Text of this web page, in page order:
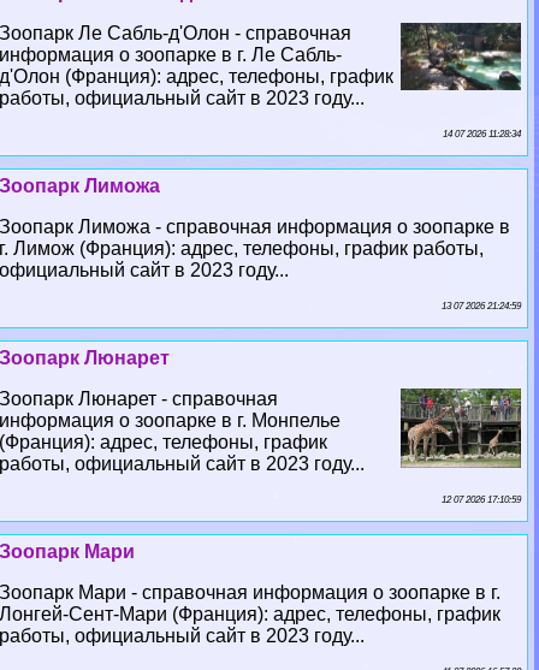
Зоопарк Ле Сабль-д'Олон - справочная
информация о зоопарке в г. Ле Сабль-
д'Олон (Франция): адрес, телефоны, график
работы, официальный сайт в 2023 году...
14 07 2026 11:28:34
Зоопарк Лиможа
Зоопарк Лиможа - справочная информация о зоопарке в
г. Лимож (Франция): адрес, телефоны, график работы,
официальный сайт в 2023 году...
13 07 2026 21:24:59
Зоопарк Люнарет
Зоопарк Люнарет - справочная
информация о зоопарке в г. Монпелье
(Франция): адрес, телефоны, график
работы, официальный сайт в 2023 году...
12 07 2026 17:10:59
Зоопарк Мари
Зоопарк Мари - справочная информация о зоопарке в г.
Лонгeй-Сент-Мари (Франция): адрес, телефоны, график
работы, официальный сайт в 2023 году...